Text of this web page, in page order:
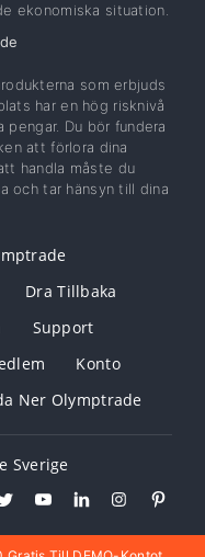
ekonomiska situation.
som erbjuds
har en hög risknivå
Du bör fundera
att förlora dina
handla måste du
och tar hänsyn till dina
Dra Tillbaka
Support
Konto
Ner Olymptrade
Sverige